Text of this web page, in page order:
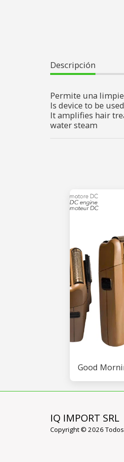
Descripción
Permite una
Is device to be
It amplifies hair
water steam
Good
IQ IMPORT SRL
Copyright © 2026